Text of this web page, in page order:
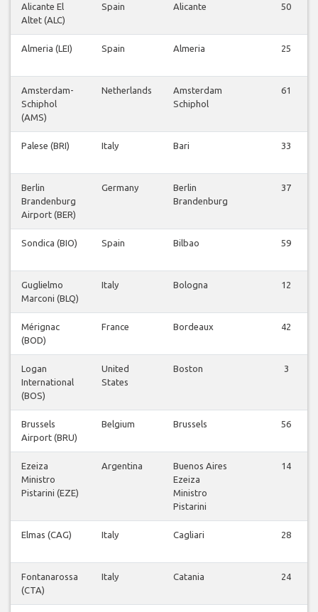
Alicante El
Altet (ALC)
Spain Alicante 50
Almeria (LEI) Spain Almeria 25
Amsterdam-
Schiphol
(AMS)
Netherlands
Amsterdam
Schiphol
61
Palese (BRI) Italy Bari 33
Berlin
Brandenburg
Airport (BER)
Germany
Berlin
Brandenburg
37
Sondica (BIO) Spain Bilbao 59
Guglielmo
Marconi (BLQ)
Italy Bologna 12
Mérignac
(BOD)
France Bordeaux 42
Logan
International
(BOS)
United
States
Boston 3
Brussels
Airport (BRU)
Belgium Brussels 56
Ezeiza
Ministro
Pistarini (EZE)
Argentina
Buenos Aires
Ezeiza
Ministro
Pistarini
14
Elmas (CAG) Italy Cagliari 28
Fontanarossa
(CTA)
Italy Catania 24